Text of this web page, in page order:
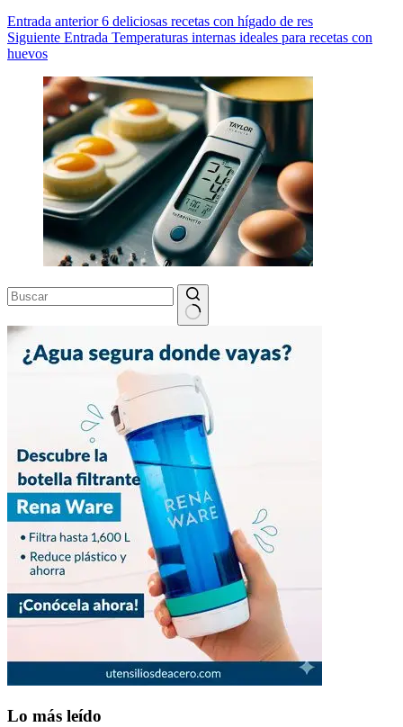
Entrada anterior6 deliciosas recetas con hígado de res
Siguiente Entrada Temperaturas internas ideales para recetas con
huevos
Sin
resultados
Lo más leído